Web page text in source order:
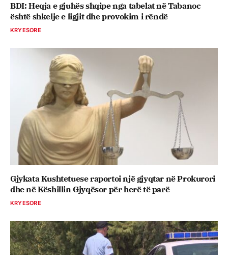
BDI: Heqja e gjuhës shqipe nga tabelat në Tabanoc
është shkelje e ligjit dhe provokim i rëndë
KRYESORE
Gjykata Kushtetuese raportoi një gjyqtar në Prokurori
dhe në Këshillin Gjyqësor për herë të parë
KRYESORE